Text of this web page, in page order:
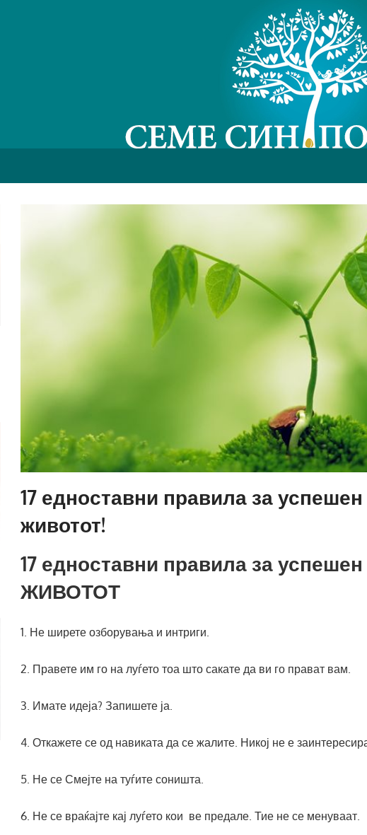
17 едноставни правила за
животот!
17 едноставни правила за
ЖИВОТОТ
1. Не ширете озборувања и интриги.
2. Правете им го на луѓето тоа што сакате да ви го прават вам.
3. Имате идеја? Запишете ја.
4. Откажете се од навиката да се жалите. Никој не е
5. Не се Смејте на туѓите соништа.
6. Не се враќајте кај луѓето кои ве предале. Тие не се менуваат.